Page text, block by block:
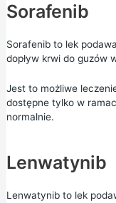
Sorafenib
Sorafenib to lek
dopływ krwi do guzów
Jest to możliwe
dostępne tylko w
normalnie.
Lenwatynib
Lenwatynib to lek